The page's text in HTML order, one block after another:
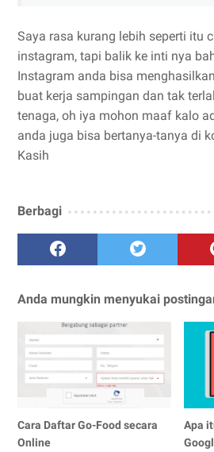
Saya rasa kurang lebih seperti itu
instagram, tapi balik ke inti nya
Instagram anda bisa
buat kerja sampingan dan tak
tenaga, oh iya mohon maaf kalo
anda juga bisa bertanya-tanya di
Kasih
Berbagi
Anda mungkin menyukai
Cara Daftar Go-Food secara
Online
Apa